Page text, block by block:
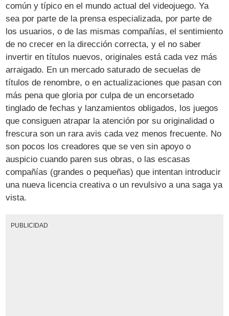
común y típico en el mundo actual del videojuego. Ya
sea por parte de la prensa especializada, por parte de
los usuarios, o de las mismas compañías, el sentimiento
de no crecer en la dirección correcta, y el no saber
invertir en títulos nuevos, originales está cada vez más
arraigado. En un mercado saturado de secuelas de
títulos de renombre, o en actualizaciones que pasan con
más pena que gloria por culpa de un encorsetado
tinglado de fechas y lanzamientos obligados, los juegos
que consiguen atrapar la atención por su originalidad o
frescura son un rara avis cada vez menos frecuente. No
son pocos los creadores que se ven sin apoyo o
auspicio cuando paren sus obras, o las escasas
compañías (grandes o pequeñas) que intentan introducir
una nueva licencia creativa o un revulsivo a una saga ya
vista.
PUBLICIDAD